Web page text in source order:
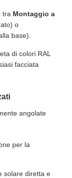
tra Montaggio a
o
base).
di colori RAL
facciata
angolate
per la
solare diretta e